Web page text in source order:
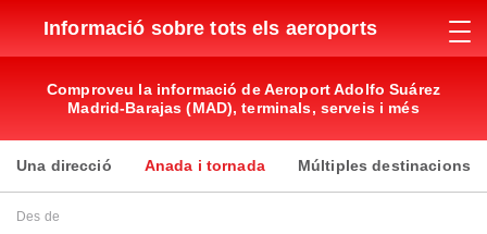
Informació sobre tots els aeroports
Comproveu la informació de Aeroport Adolfo Suárez
Madrid-Barajas (MAD), terminals, serveis i més
Una direcció Anada i tornada Múltiples destinacions
Des de